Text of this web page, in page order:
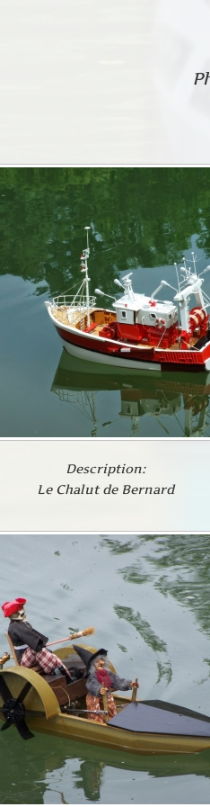
Description:
Le Chalut de Bernard